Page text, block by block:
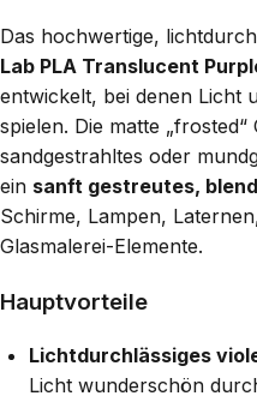
Das hochwertige,
Lab PLA Translucent
entwickelt, bei denen Licht
spielen. Die matte
sandgestrahltes oder
ein sanft gestreutes,
Schirme, Lampen,
Glasmalerei-Elemente.
Hauptvorteile
Lichtdurchlässiges
Licht wunderschön